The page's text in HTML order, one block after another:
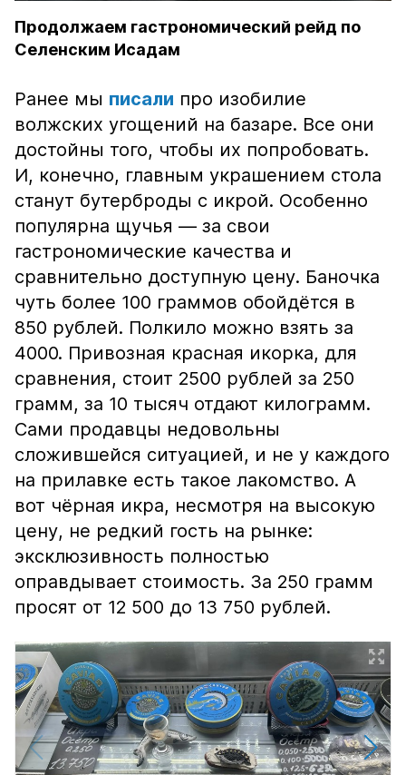
Продолжаем гастрономический рейд по
Селенским Исадам
Ранее мы писали про изобилие
волжских угощений на базаре. Все они
достойны того, чтобы их попробовать.
И, конечно, главным украшением стола
станут бутерброды с икрой. Особенно
популярна щучья — за свои
гастрономические качества и
сравнительно доступную цену. Баночка
чуть более 100 граммов обойдётся в
850 рублей. Полкило можно взять за
4000. Привозная красная икорка, для
сравнения, стоит 2500 рублей за 250
грамм, за 10 тысяч отдают килограмм.
Сами продавцы недовольны
сложившейся ситуацией, и не у каждого
на прилавке есть такое лакомство. А
вот чёрная икра, несмотря на высокую
цену, не редкий гость на рынке:
эксклюзивность полностью
оправдывает стоимость. За 250 грамм
просят от 12 500 до 13 750 рублей.